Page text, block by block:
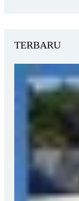
TERBARU